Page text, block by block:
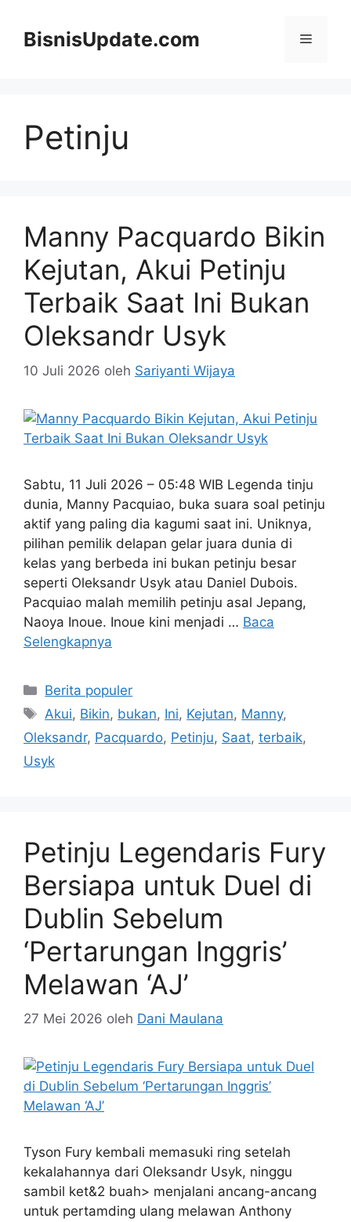
BisnisUpdate.com Menu
Petinju
Manny Pacquardo Bikin
Kejutan, Akui Petinju
Terbaik Saat Ini Bukan
Oleksandr Usyk
10 Juli 2026 oleh Sariyanti Wijaya
Sabtu, 11 Juli 2026 – 05:48 WIB Legenda tinju
dunia, Manny Pacquiao, buka suara soal petinju
aktif yang paling dia kagumi saat ini. Uniknya,
pilihan pemilik delapan gelar juara dunia di
kelas yang berbeda ini bukan petinju besar
seperti Oleksandr Usyk atau Daniel Dubois.
Pacquiao malah memilih petinju asal Jepang,
Naoya Inoue. Inoue kini menjadi … Baca
Selengkapnya
Kategori
Berita populer
Tag
Akui, Bikin, bukan, Ini, Kejutan, Manny,
Oleksandr, Pacquardo, Petinju, Saat, terbaik,
Usyk
Petinju Legendaris Fury
Bersiapa untuk Duel di
Dublin Sebelum
‘Pertarungan Inggris’
Melawan ‘AJ’
27 Mei 2026 oleh Dani Maulana
Tyson Fury kembali memasuki ring setelah
kekalahannya dari Oleksandr Usyk, ninggu
sambil ket&2 buah> menjalani ancang-ancang
untuk pertamding ulang melawan Anthony